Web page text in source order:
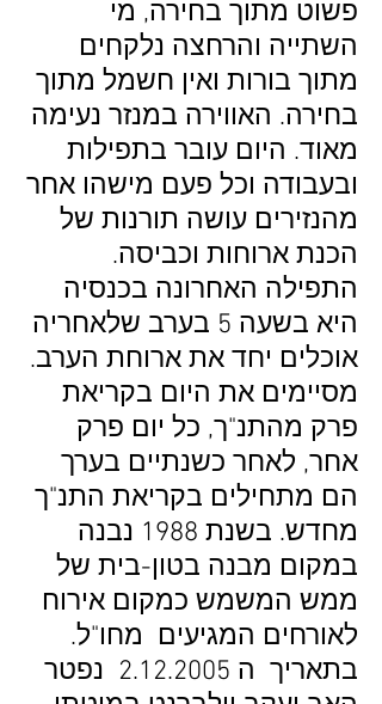
פשוט מתוך בחירה, מי
השתייה והרחצה נלקחים
מתוך בורות ואין חשמל מתוך
בחירה. האווירה במנזר נעימה
מאוד. היום עובר בתפילות
ובעבודה וכל פעם מישהו אחר
מהנזירים עושה תורנות של
הכנת ארוחות וכביסה.
התפילה האחרונה בכנסיה
היא בשעה 5 בערב שלאחריה
אוכלים יחד את ארוחת הערב.
מסיימים את היום בקריאת
פרק מהתנ"ך, כל יום פרק
אחר, לאחר כשנתיים בערך
הם מתחילים בקריאת התנ"ך
מחדש. בשנת 1988 נבנה
במקום מבנה בטון-בית של
ממש המשמש כמקום אירוח
לאורחים המגיעים מחו"ל.
בתאריך ה 2.12.2005 נפטר